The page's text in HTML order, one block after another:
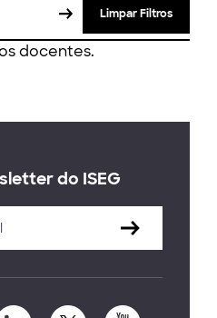
Limpar Filtros
docentes.
do ISEG